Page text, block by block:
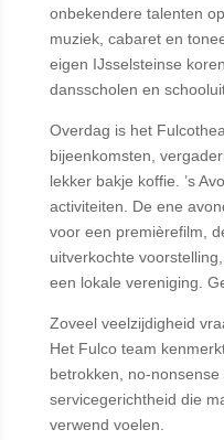
onbekendere talenten
muziek, cabaret en
eigen IJsselsteinse
dansscholen en
Overdag is het
bijeenkomsten,
lekker bakje koffie. ’s
activiteiten. De ene
voor een premièrefilm,
uitverkochte
een lokale vereniging.
Zoveel veelzijdigheid
Het Fulco team
betrokken, no-
servicegerichtheid die
verwend voelen.